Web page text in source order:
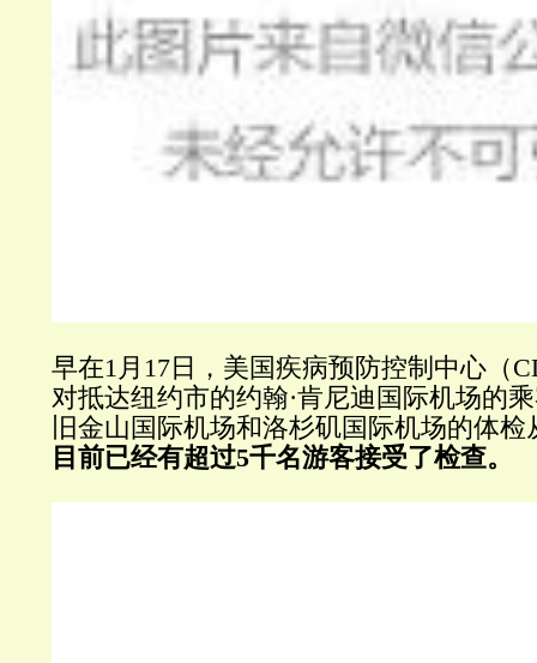
早在1月17日，美国疾病预防控制中心（
对抵达纽约市的约翰·肯尼迪国际机场的
旧金山国际机场和洛杉矶国际机场的体检
目前已经有超过5千名游客接受了检查。